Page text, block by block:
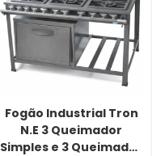
Fogão Industrial Tron
N.E 3 Queimador
Simples e 3 Queimador